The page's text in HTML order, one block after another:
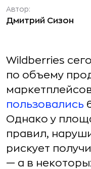
Автор:
Дмитрий Сизон
Wildberries
по объему
пользовались
Однако у
правил,
рискует
— а в